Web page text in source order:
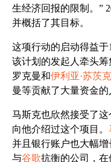
生经济回报的限制。”
并概括了其目标。
这项行动的启动得益
该计划的发起人牵头筹
罗克曼和伊利亚·苏茨
曼等贡献了大量资金的
马斯克也欣然接受了
向他介绍过这个项目。
并且银行账户也大幅
与谷歌抗衡的公司，